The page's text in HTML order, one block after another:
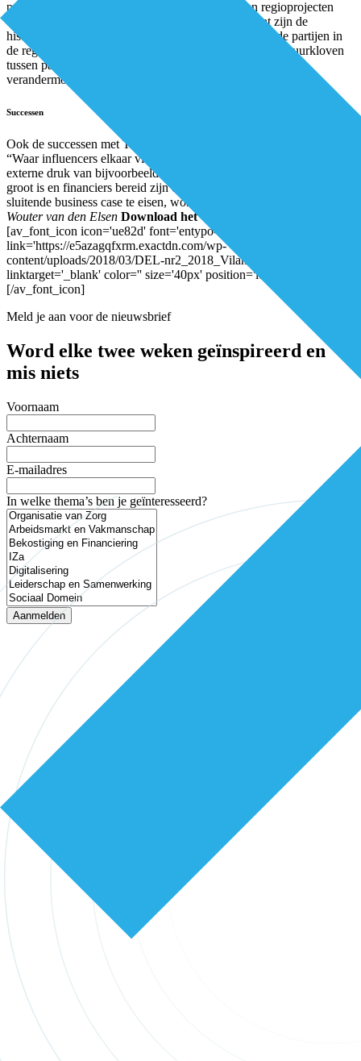
problemen waarmee de proeftuinen, leertuinen en regioprojecten
worstelden, waren voor een deel vergelijkbaar. “Dat zijn de
historisch gegroeide hiërarchische verhoudingen van de partijen in
de regio, de bekostiging van een nieuw portfolio, de cultuurkloven
tussen partijen, de focusverschillen, de bestuurlijke drukte,
verandermoeheid bij zorgprofessionals en ICT-perikelen.”
Successen
Ook de successen met Triple Aim lijken op elkaar, stelt Hermsen.
“Waar influencers elkaar vinden, vertrouwen wordt opgebouwd, de
externe druk van bijvoorbeeld krimp of wederzijdse afhankelijkheid
groot is en financiers bereid zijn om te investeren zonder vooraf een
sluitende business case te eisen, worden stappen gezet.”
Wouter van den Elsen Download het volledige artikel hier:
[av_font_icon icon='ue82d' font='entypo-fontello' style='' caption=''
link='https://e5azagqfxrm.exactdn.com/wp-
content/uploads/2018/03/DEL-nr2_2018_Vilans_LR.pdf'
linktarget='_blank' color='' size='40px' position='left']
[/av_font_icon]
Meld je aan voor de nieuwsbrief
Word elke twee weken geïnspireerd en
mis niets
Voornaam
Achternaam
E-mailadres
In welke thema’s ben je geïnteresseerd?